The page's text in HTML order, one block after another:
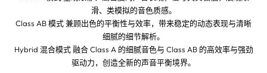
滑、类模拟的音色质感。
Class AB 模式 兼顾出色的平衡性与效率，带来稳定的动态表现与清晰
细腻的细节解析。
Hybrid 混合模式 融合 Class A 的细腻音色与 Class AB 的高效率与强劲
驱动力，创造全新的声音平衡境界。